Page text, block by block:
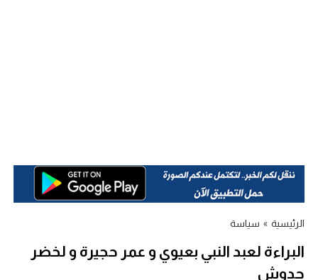
الرئيسية » سياسة
البراءة لعبد النبي بعيوي و عمر حجيرة و لخضر
حدوش